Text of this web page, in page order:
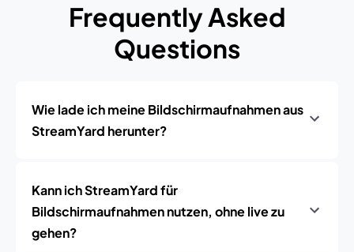
Frequently Asked
Questions
Wie lade ich meine Bildschirmaufnahmen aus
StreamYard herunter?
Kann ich StreamYard für
Bildschirmaufnahmen nutzen, ohne live zu
gehen?